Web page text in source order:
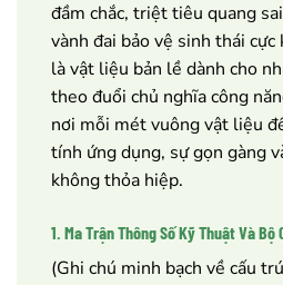
đầm chắc, triệt tiêu quang
vành đai bảo vệ sinh thái
là vật liệu bản lề dành cho
theo đuổi chủ nghĩa công
nơi mỗi mét vuông vật liệu
tính ứng dụng, sự gọn gàng
không thỏa hiệp.
1. Ma Trận Thông Số Kỹ Thuật Và
(Ghi chú minh bạch về cấu